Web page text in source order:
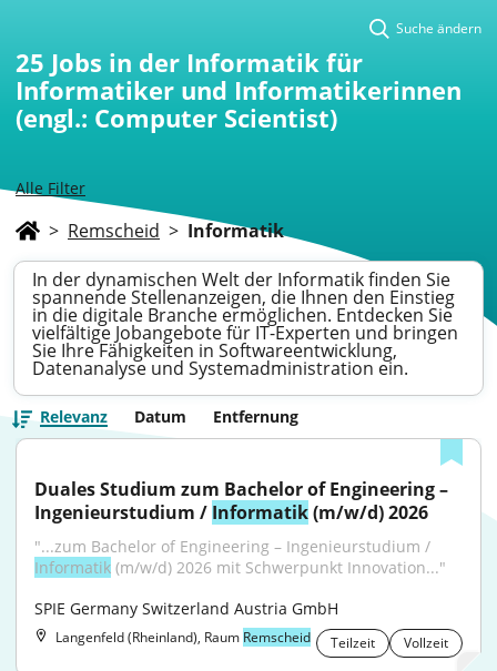
Alle Filter
Suche ändern
25 Jobs in der Informatik für
Informatiker und Informatikerinnen
(engl.: Computer Scientist)
> Remscheid > Informatik
In der dynamischen Welt der Informatik finden Sie
spannende Stellenanzeigen, die Ihnen den Einstieg
in die digitale Branche ermöglichen. Entdecken Sie
vielfältige Jobangebote für IT-Experten und bringen
Sie Ihre Fähigkeiten in Softwareentwicklung,
Datenanalyse und Systemadministration ein.
Relevanz Datum Entfernung
Duales Studium zum Bachelor of Engineering –
Ingenieurstudium / Informatik (m/w/d) 2026
Informatik (m/w/d) 2026 mit Schwerpunkt Innovation..."
SPIE Germany Switzerland Austria GmbH
Langenfeld (Rheinland), Raum Remscheid Teilzeit Vollzeit